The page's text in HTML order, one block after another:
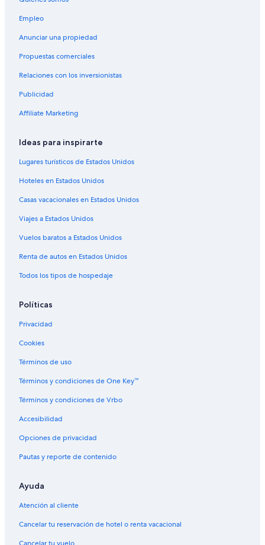
Hoteles con aguas termales en Park City
Hoteles con aguas termales en Área Base de Park City
Hoteles con estacionamiento en Área Base de Park City
Hoteles con aire acondicionado en Villa Canyons en Park City
Hoteles cerca de Centro de artes escénicas George S. and
Dolores Dorb Eccles
Empleo
Anunciar una propiedad
Propuestas comerciales
Relaciones con los inversionistas
Publicidad
Affiliate Marketing
Ideas para inspirarte
Lugares turísticos de Estados Unidos
Hoteles en Estados Unidos
Casas vacacionales en Estados Unidos
Viajes a Estados Unidos
Vuelos baratos a Estados Unidos
Renta de autos en Estados Unidos
Todos los tipos de hospedaje
Políticas
Privacidad
Cookies
Términos de uso
Términos y condiciones de One Key™
Términos y condiciones de Vrbo
Accesibilidad
Opciones de privacidad
Pautas y reporte de contenido
Ayuda
Atención al cliente
Cancelar tu reservación de hotel o renta vacacional